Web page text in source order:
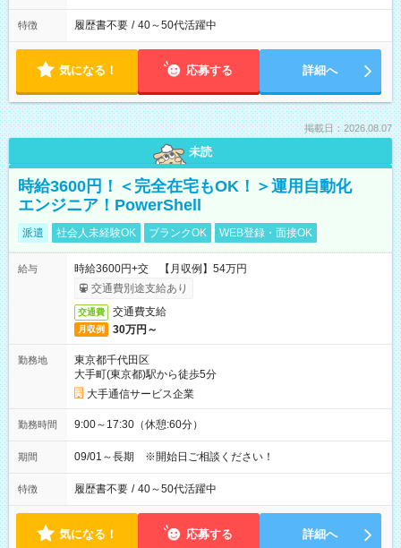
特徴 履歴書不要 / 40～50代活躍中
気になる！ 応募する 詳細へ
掲載日：2026.08.07
未読
時給3600円！＜完全在宅もOK！＞運用自動化
エンジニア！PowerShell
派遣 社会人未経験OK ブランクOK WEB登録・面接OK
給与
時給3600円+交 【月収例】54万円
交通費別途支給あり
交通費 交通費支給
月収例 30万円～
勤務地
東京都千代田区
大手町(東京都)駅から徒歩5分
大手通信サービス企業
勤務時間 9:00～17:30（休憩:60分）
期間 09/01～長期 ※開始日ご相談ください！
特徴 履歴書不要 / 40～50代活躍中
気になる！ 応募する 詳細へ